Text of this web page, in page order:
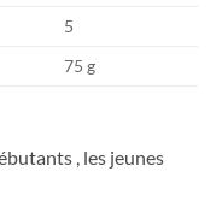
5
75 g
, les jeunes